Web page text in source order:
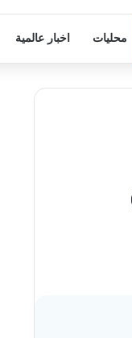
محليات اخبار عالمية